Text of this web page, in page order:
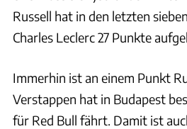
Russell hat in den letzten
Charles Leclerc 27 Punkte
Immerhin ist an einem Punkt
Verstappen hat in Budapest
für Red Bull fährt. Damit ist